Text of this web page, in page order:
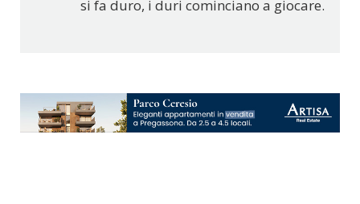
si fa duro, i duri cominciano a giocare.